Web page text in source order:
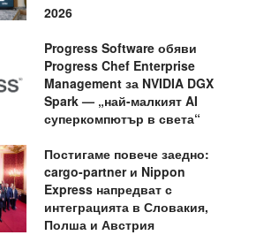
2026
Progress Software обяви
Progress Chef Enterprise
Management за NVIDIA DGX
Spark — „най-малкият AI
суперкомпютър в света“
Постигаме повече заедно:
cargo-partner и Nippon
Express напредват с
интеграцията в Словакия,
Полша и Австрия